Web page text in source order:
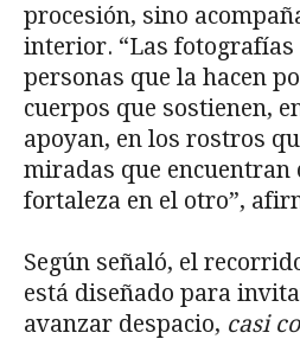
procesión, sino
interior. “Las fotografías
personas que la hacen
cuerpos que sostienen,
apoyan, en los rostros
miradas que encuentran
fortaleza en el otro”,
Según señaló, el
está diseñado para
avanzar despacio, casi